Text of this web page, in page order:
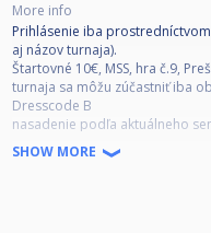
More info
Prihlásenie iba
aj názov turnaja).
Štartovné 10€, MSS, hra č.9,
turnaja sa môžu zúčastniť iba
Dresscode B
nasadenie podľa aktuálneho
presnejší formát po uzavretí
SHOW MORE